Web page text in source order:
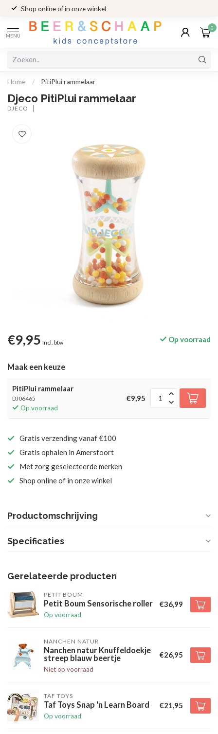
Shop online of in onze winkel
MENU
0
Home / PitiPlui rammelaar
Djeco PitiPlui rammelaar
DJECO
€9,95 Incl. btw Op voorraad
Maak een keuze
PitiPlui rammelaar
DJ06465
Op voorraad
€9,95
Gratis verzending vanaf €100
Gratis ophalen in Amersfoort
Met zorg geselecteerde merken
Shop online of in onze winkel
Productomschrijving
Specificaties
Gerelateerde producten
PETIT BOUM
Petit Boum Sensorische roller
Op voorraad
€36,99
NANCHEN NATUR
Nanchen natur Knuffeldoekje
streep blauw beertje
Niet op voorraad
€26,95
TAF TOYS
Taf Toys Snap 'n Learn Board
Op voorraad
€21,95